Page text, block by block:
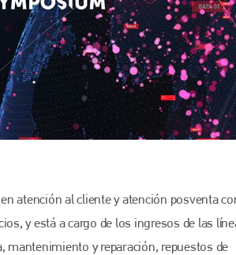
atención al cliente y atención posventa
y está a cargo de los ingresos de las
mantenimiento y reparación, repuestos de